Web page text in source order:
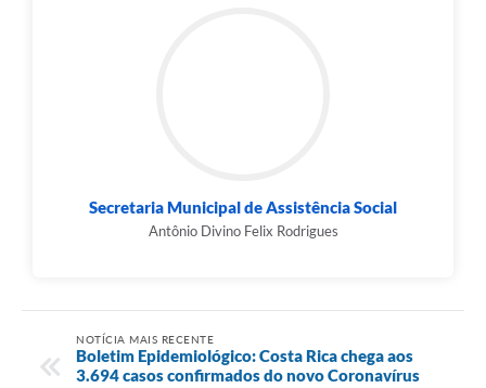
Secretaria Municipal de Assistência Social
Antônio Divino Felix Rodrigues
NOTÍCIA MAIS RECENTE
Boletim Epidemiológico: Costa Rica chega aos
3.694 casos confirmados do novo Coronavírus